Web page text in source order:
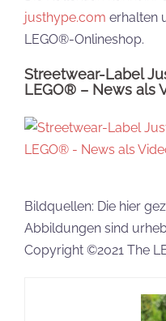
justhype.com erhalten
LEGO®-Onlineshop.
Streetwear-Label
LEGO® – News als
Bildquellen: Die hier
Abbildungen sind
Copyright ©2021 The